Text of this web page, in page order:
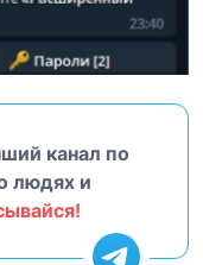
канал по
людях и